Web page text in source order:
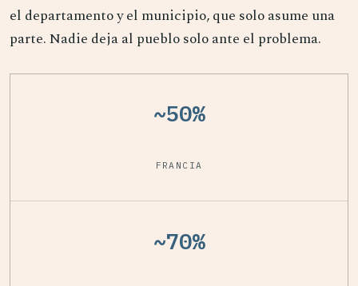
el departamento y el municipio, que solo asume una
parte. Nadie deja al pueblo solo ante el problema.
~50%
FRANCIA
~70%